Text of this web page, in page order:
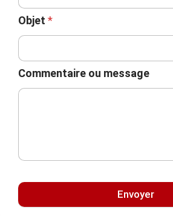
Objet *
Commentaire ou message
Envoyer